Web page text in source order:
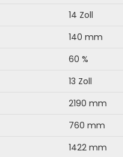
14 Zoll
140 mm
60 %
13 Zoll
2190 mm
760 mm
1422 mm